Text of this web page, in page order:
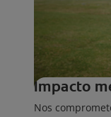
Impacto
Nos